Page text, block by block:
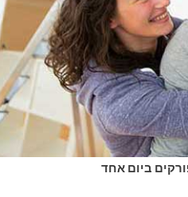
ביום אחד